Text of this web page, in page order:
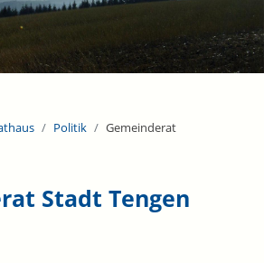
Politik Gemeinderat
Stadt Tengen